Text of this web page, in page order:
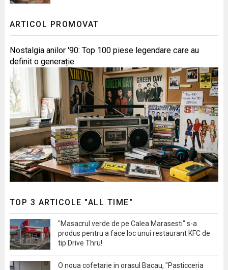
ARTICOL PROMOVAT
Nostalgia anilor '90: Top 100 piese legendare care au
definit o generație
TOP 3 ARTICOLE "ALL TIME"
"Masacrul verde de pe Calea Marasesti" s-a
produs pentru a face loc unui restaurant KFC de
tip Drive Thru!
O noua cofetarie in orasul Bacau, "Pasticceria